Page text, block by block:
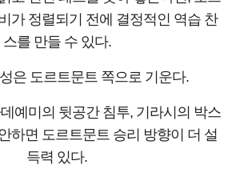
가 정렬되기 전에 결정적인 역습 찬
스를 만들 수 있다.
은 도르트문트 쪽으로 기운다.
예미의 뒷공간 침투, 기라시의 박스
하면 도르트문트 승리 방향이 더 설
득력 있다.